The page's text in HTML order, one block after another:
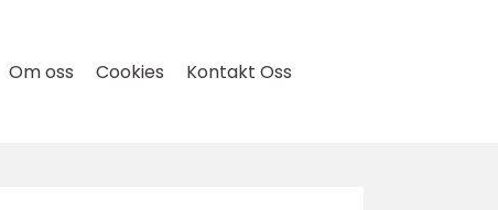
Om oss Cookies Kontakt Oss